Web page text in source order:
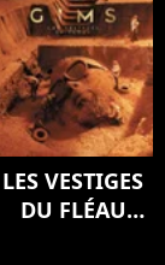
LES VESTIGES
DU FLÉAU